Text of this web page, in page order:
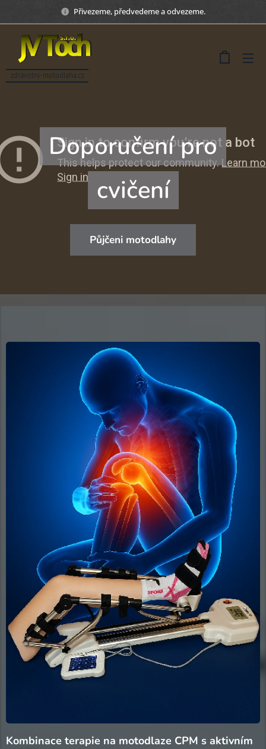
Přivezeme, předvedeme a odvezeme.
zdravotni-motodlaha.cz
Doporučení pro
cvičení
Půjčeni motodlahy
Kombinace terapie na motodlaze CPM s aktivním